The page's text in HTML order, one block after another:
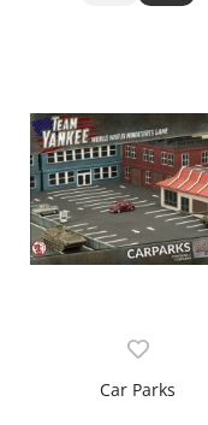
Car Parks